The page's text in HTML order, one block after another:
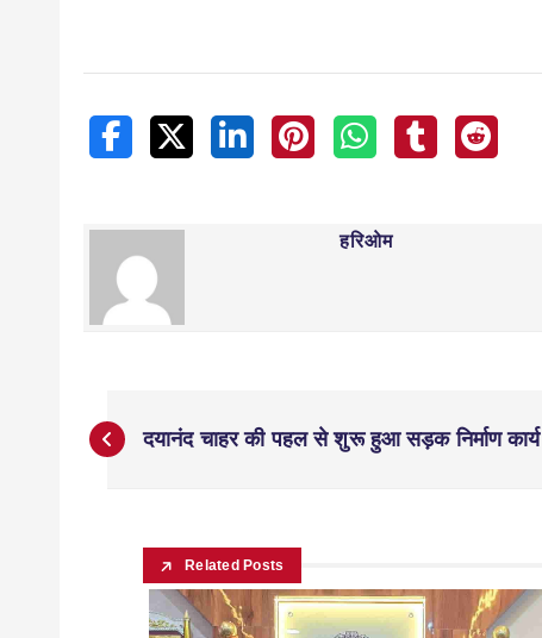
हरिओम
दयानंद चाहर की पहल से शुरू हुआ सड़क निर्माण कार्य
Related Posts